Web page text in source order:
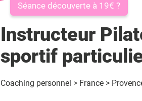
Séance découverte à 19€ ?
Instructeur
sportif
Coaching personnel > France >